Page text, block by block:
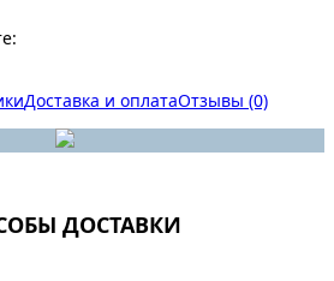
Доставка и оплатаОтзывы (0)
ДОСТАВКИ